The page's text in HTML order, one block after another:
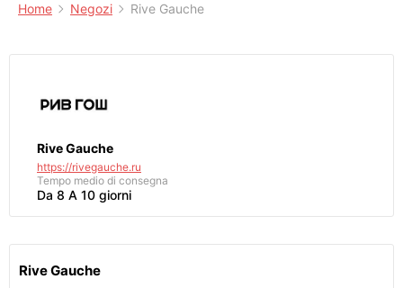
Home Negozi Rive Gauche
Rive Gauche
https://rivegauche.ru
Tempo medio di consegna
Da 8 A 10 giorni
Rive Gauche